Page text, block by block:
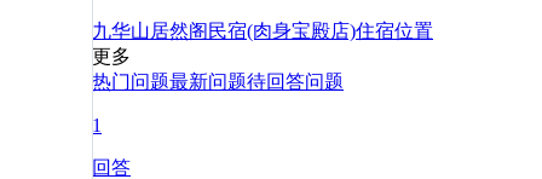
九华山居然阁民宿(肉身宝殿店)住宿位置
更多
热门问题最新问题待回答问题
1
回答